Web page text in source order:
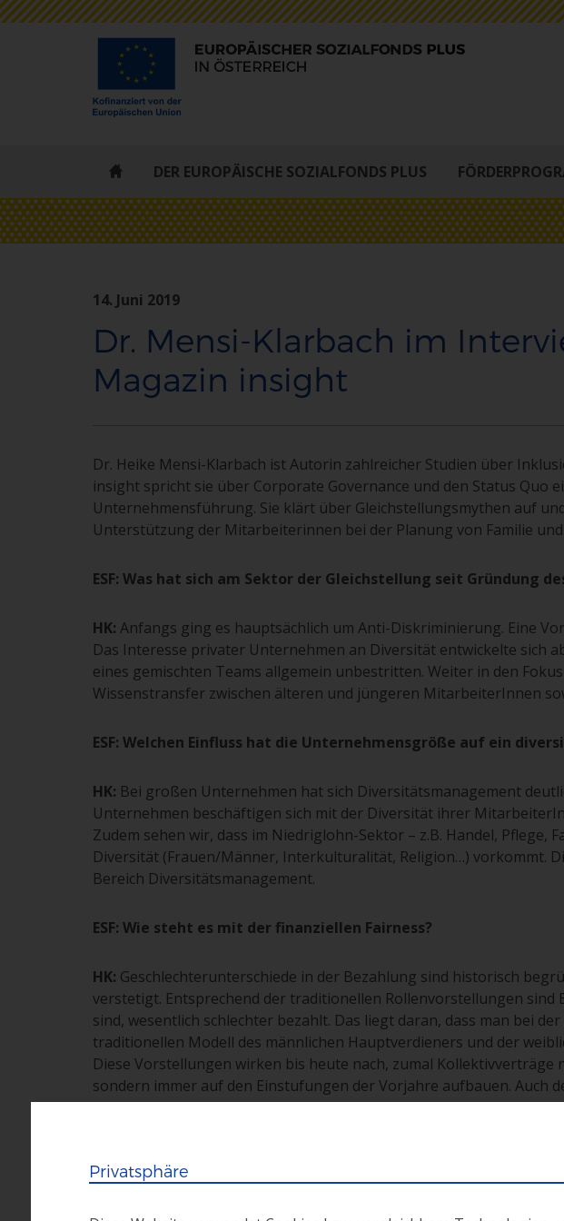
ESF
STARTSEITE
DER EUROPÄISCHE SOZIALFONDS PLUS
14. Juni 2019
Dr. Mensi-Klarbach im
Magazin insight
Dr. Heike Mensi-Klarbach ist Autorin zahlreicher Studien über
insight spricht sie über Corporate Governance und den Status Quo
Unternehmensführung. Sie klärt über Gleichstellungsmythen auf
Unterstützung der Mitarbeiterinnen bei der Planung von Familie
ESF: Was hat sich am Sektor der Gleichstellung seit Gründung
HK: Anfangs ging es hauptsächlich um Anti-Diskriminierung. Eine
Das Interesse privater Unternehmen an Diversität entwickelte sich
eines gemischten Teams allgemein unbestritten. Weiter in den
Wissenstransfer zwischen älteren und jüngeren MitarbeiterInnen
ESF: Welchen Einfluss hat die Unternehmensgröße auf ein
HK: Bei großen Unternehmen hat sich Diversitätsmanagement
Unternehmen beschäftigen sich mit der Diversität ihrer
Zudem sehen wir, dass im Niedriglohn-Sektor – z.B. Handel, Pflege,
Diversität (Frauen/Männer, Interkulturalität, Religion…) vorkommt.
Bereich Diversitätsmanagement.
ESF: Wie steht es mit der finanziellen Fairness?
HK: Geschlechterunterschiede in der Bezahlung sind historisch
verstetigt. Entsprechend der traditionellen Rollenvorstellungen
sind, wesentlich schlechter bezahlt. Das liegt daran, dass man bei
traditionellen Modell des männlichen Hauptverdieners und der
Diese Vorstellungen wirken bis heute nach, zumal
sondern immer auf den Einstufungen der Vorjahre aufbauen. Auch
so oft nach Gehaltserhöhungen fragen, wird von Studien widerlegt.
Privatsphäre